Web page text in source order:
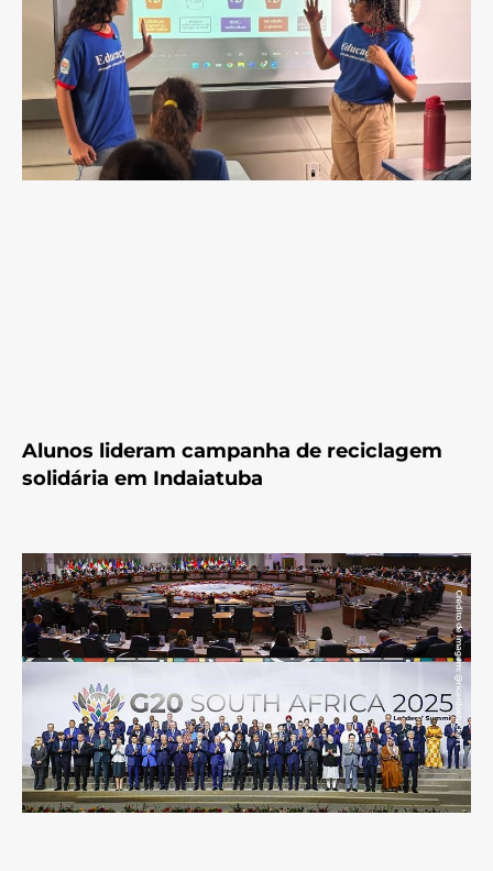
Alunos lideram campanha de reciclagem
solidária em Indaiatuba